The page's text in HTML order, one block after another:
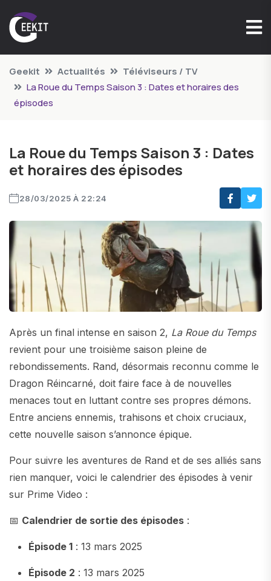
Geekit Actualités
Téléviseurs / TV
La Roue du Temps Saison 3 : Dates et horaires des
épisodes
La Roue du Temps Saison 3 : Dates
et horaires des épisodes
28/03/2025 À 22:24
Après un final intense en saison 2, La Roue du Temps
revient pour une troisième saison pleine de
rebondissements. Rand, désormais reconnu comme le
Dragon Réincarné, doit faire face à de nouvelles
menaces tout en luttant contre ses propres démons.
Entre anciens ennemis, trahisons et choix cruciaux,
cette nouvelle saison s’annonce épique.
Pour suivre les aventures de Rand et de ses alliés sans
rien manquer, voici le calendrier des épisodes à venir
sur Prime Video :
📅 Calendrier de sortie des épisodes :
Épisode 1 : 13 mars 2025
Épisode 2 : 13 mars 2025